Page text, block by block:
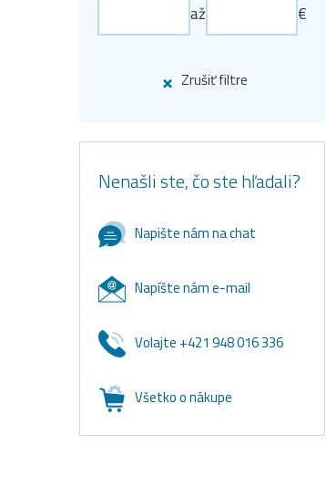
až €
Zrušiť filtre
Nenašli ste, čo ste hľadali?
Napište nám na chat
Napíšte nám e-mail
Volajte +421 948 016 336
Všetko o nákupe